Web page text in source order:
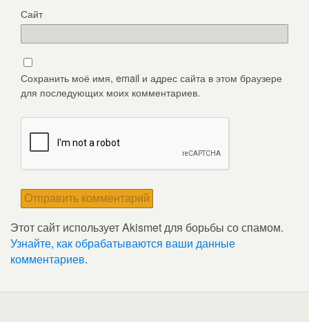
Сайт
Сохранить моё имя, email и адрес сайта в этом браузере
для последующих моих комментариев.
Этот сайт использует Akismet для борьбы со спамом.
Узнайте, как обрабатываются ваши данные
комментариев.